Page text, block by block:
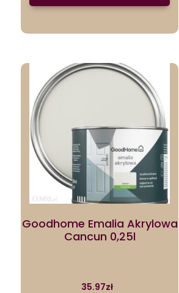
Goodhome Emalia Akrylowa
Cancun 0,25l
35.97zł